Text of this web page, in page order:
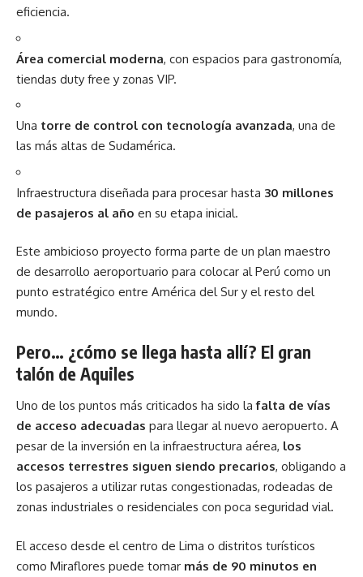
eficiencia.
Área comercial moderna, con espacios para gastronomía,
tiendas duty free y zonas VIP.
Una torre de control con tecnología avanzada, una de
las más altas de Sudamérica.
Infraestructura diseñada para procesar hasta 30 millones
de pasajeros al año en su etapa inicial.
Este ambicioso proyecto forma parte de un plan maestro
de desarrollo aeroportuario para colocar al Perú como un
punto estratégico entre América del Sur y el resto del
mundo.
Pero… ¿cómo se llega hasta allí? El gran
talón de Aquiles
Uno de los puntos más criticados ha sido lafalta de vías
de acceso adecuadas para llegar al nuevo aeropuerto. A
pesar de la inversión en la infraestructura aérea, los
accesos terrestres siguen siendo precarios, obligando a
los pasajeros a utilizar rutas congestionadas, rodeadas de
zonas industriales o residenciales con poca seguridad vial.
El acceso desde el centro de Lima o distritos turísticos
como Miraflores puede tomar más de 90 minutos en